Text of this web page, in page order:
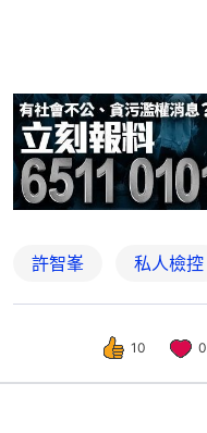
許智峯 私人檢控
10 0